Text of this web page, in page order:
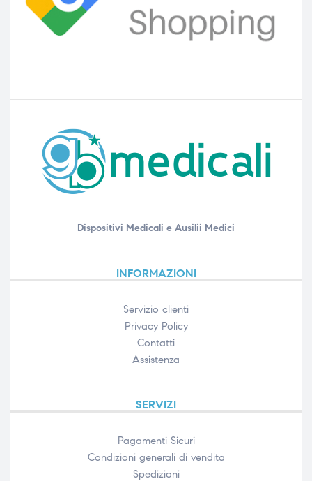
Dispositivi Medicali e Ausilii Medici
INFORMAZIONI
Servizio clienti
Privacy Policy
Contatti
Assistenza
SERVIZI
Pagamenti Sicuri
Condizioni generali di vendita
Spedizioni